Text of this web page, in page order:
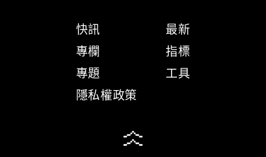
快訊
專欄
專題
隱私權政策
最新
指標
工具